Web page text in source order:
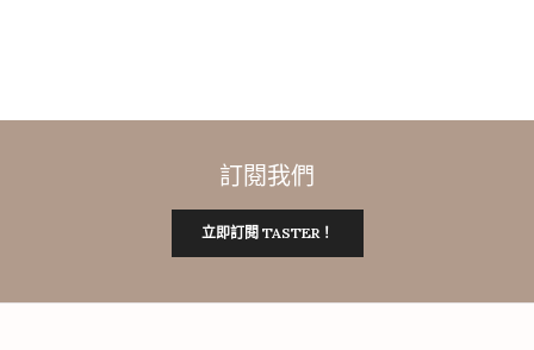
訂閱我們
立即訂閱 TASTER！